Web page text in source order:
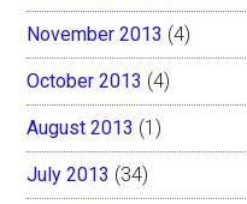
November 2013 (4)
October 2013 (4)
August 2013 (1)
July 2013 (34)